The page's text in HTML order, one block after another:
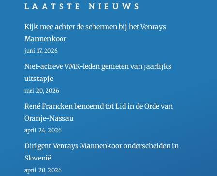
LAATSTE NIEUWS
Kijk mee achter de schermen bij het Venrays
Mannenkoor
juni 17, 2026
Niet-actieve VMK-leden genieten van jaarlijks
uitstapje
mei 20, 2026
René Francken benoemd tot Lid in de Orde van
Oranje-Nassau
april 24, 2026
Dirigent Venrays Mannenkoor onderscheiden in
Slovenië
april 20, 2026